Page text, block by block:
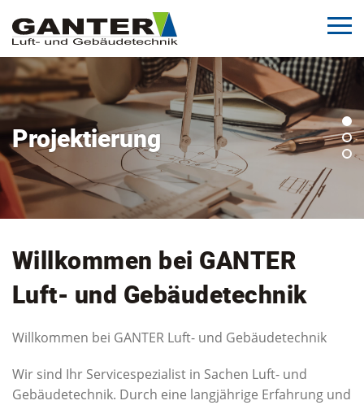
Projektierung
Anlagenbau
Service in allen
Lebenszyklen
Willkommen bei GANTER
Luft- und Gebäudetechnik
Willkommen bei GANTER Luft- und Gebäudetechnik
Wir sind Ihr Servicespezialist in Sachen Luft- und
Gebäudetechnik. Durch eine langjährige Erfahrung und